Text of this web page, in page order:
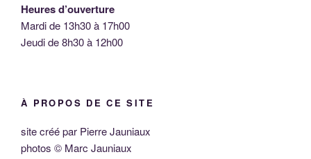
Heures d’ouverture
Mardi de 13h30 à 17h00
Jeudi de 8h30 à 12h00
À PROPOS DE CE SITE
site créé par Pierre Jauniaux
photos © Marc Jauniaux